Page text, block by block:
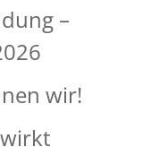
–
wir!